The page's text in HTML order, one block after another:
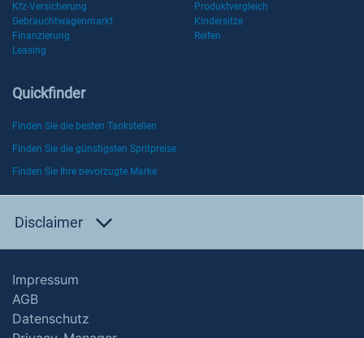
Kfz-Versicherung
Produktvergleich
Gebrauchtwagenmarkt
Kindersitze
Finanzierung
Reifen
Leasing
Quickfinder
Finden Sie die besten Tankstellen
Finden Sie die günstigsten Spritpreise
Finden Sie Ihre bevorzugte Marke
Disclaimer
Impressum
AGB
Datenschutz